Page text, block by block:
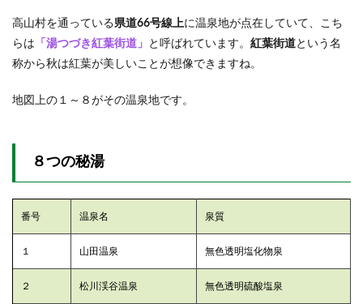
高山村を通っている県道66号線上に温泉地が点在していて、こち
らは 「湯つづき紅葉街道」 と呼ばれています。 紅葉街道という名
称から秋は紅葉が美しいことが想像できますね。
地図上の１～８がその温泉地です。
８つの秘湯
番号 温泉名 泉質
１ 山田温泉 無色透明塩化物泉
２ 松川渓谷温泉 無色透明硫酸塩泉